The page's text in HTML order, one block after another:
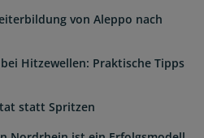
von Aleppo nach
Hitzewellen: Praktische Tipps
statt Spritzen